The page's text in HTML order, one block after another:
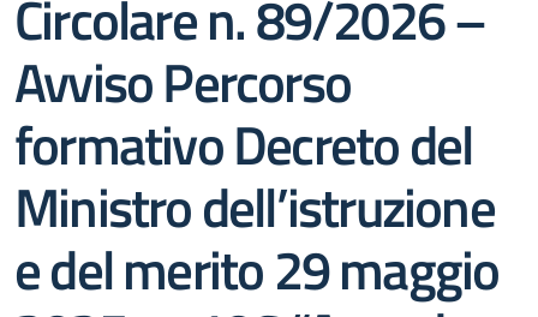
Circolare n. 89/2026 –
Avviso Percorso
formativo Decreto del
Ministro dell’istruzione
e del merito 29 maggio